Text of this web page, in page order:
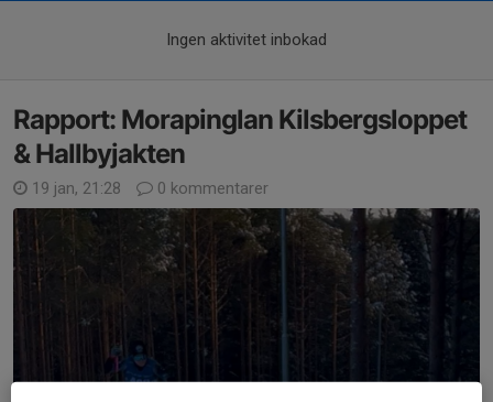
Ingen aktivitet inbokad
Rapport: Morapinglan Kilsbergsloppet
& Hallbyjakten
19 jan, 21:28 0 kommentarer